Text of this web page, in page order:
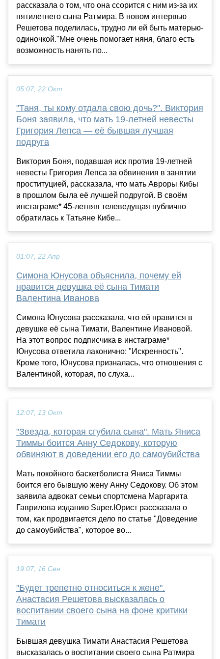
рассказала о том, что она ссорится с ним из-за их
пятилетнего сына Ратмира. В новом интервью
Решетова поделилась, трудно ли ей быть матерью-
одиночкой."Мне очень помогает няня, благо есть
возможность нанять по...
05:07, 22 Окт
"Таня, ты кому отдала свою дочь?". Виктория
Боня заявила, что мать 19-летней невесты
Григория Лепса — её бывшая лучшая
подруга
Виктория Боня, подавшая иск против 19-летней
невесты Григория Лепса за обвинения в занятии
проституцией, рассказала, что мать Авроры Кибы
в прошлом была её лучшей подругой. В своём
инстаграме* 45-летняя телеведущая публично
обратилась к Татьяне Кибе...
01:07, 22 Апр
Симона Юнусова объяснила, почему ей
нравится девушка её сына Тимати
Валентина Иванова
Симона Юнусова рассказала, что ей нравится в
девушке её сына Тимати, Валентине Ивановой.
На этот вопрос подписчика в инстаграме*
Юнусова ответила лаконично: "Искренность".
Кроме того, Юнусова призналась, что отношения с
Валентиной, которая, по слуха...
12:07, 13 Окт
"Звезда, которая сгубила сына". Мать Яниса
Тиммы боится Анну Седокову, которую
обвиняют в доведении его до самоубийства
Мать покойного баскетболиста Яниса Тиммы
боится его бывшую жену Анну Седокову. Об этом
заявила адвокат семьи спортсмена Маргарита
Гаврилова изданию Super.Юрист рассказала о
том, как продвигается дело по статье "Доведение
до самоубийства", которое во...
19:07, 16 Сен
"Будет трепетно относиться к жене".
Анастасия Решетова высказалась о
воспитании своего сына на фоне критики
Тимати
Бывшая девушка Тимати Анастасия Решетова
высказалась о воспитании своего сына Ратмира